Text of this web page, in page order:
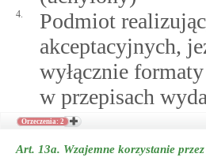
4.
Podmiot
akceptacyjnych,
wyłącznie
w przepisach
Orzeczenia: 2
Art. 13a. Wzajemne korzystanie